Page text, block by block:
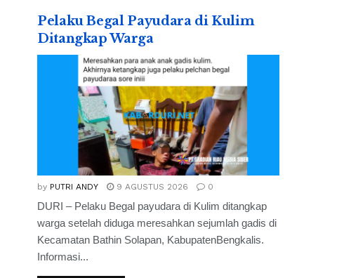
Pelaku Begal Payudara di Kulim
Ditangkap Warga
by PUTRI ANDY 9 AGUSTUS 2026 0
DURI – Pelaku Begal payudara di Kulim ditangkap
warga setelah diduga meresahkan sejumlah gadis di
Kecamatan Bathin Solapan, KabupatenBengkalis.
Informasi...